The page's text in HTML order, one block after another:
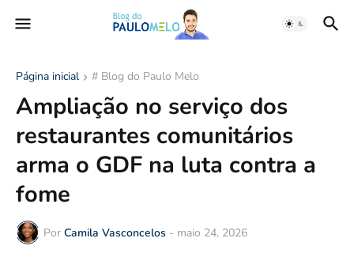
Página inicial # Blog do Paulo Melo
Ampliação no serviço dos
restaurantes comunitários
arma o GDF na luta contra a
fome
Por Camila Vasconcelos - maio 24, 2026